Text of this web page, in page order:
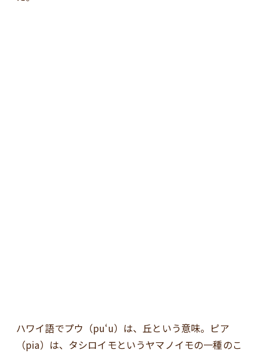
ハワイ語でプウ（puʻu）は、丘という意味。ピア
（pia）は、タシロイモというヤマノイモの一種のこ